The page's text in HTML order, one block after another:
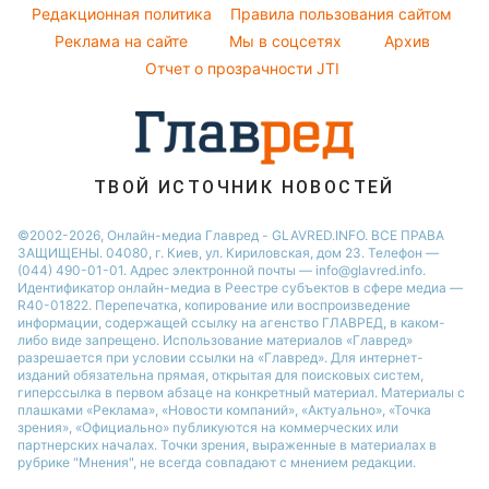
Новости Ровно
Комнатные растения
Авто
Редакционная политика
Правила пользования сайтом
Реклама на сайте
Мы в соцсетях
Архив
Отчет о прозрачности JTI
ТВОЙ ИСТОЧНИК НОВОСТЕЙ
©2002-2026, Онлайн-медиа Главред - GLAVRED.INFO. ВСЕ ПРАВА
ЗАЩИЩЕНЫ. 04080, г. Киев, ул. Кириловская, дом 23. Телефон —
(044) 490-01-01. Адрес электронной почты — info@glavred.info.
Идентификатор онлайн-медиа в Реестре cубъектов в сфере медиа —
R40-01822. Перепечатка, копирование или воспроизведение
информации, содержащей ссылку на агенство ГЛАВРЕД, в каком-
либо виде запрещено. Использование материалов «Главред»
разрешается при условии ссылки на «Главред». Для интернет-
изданий обязательна прямая, открытая для поисковых систем,
гиперссылка в первом абзаце на конкретный материал. Материалы с
плашками «Реклама», «Новости компаний», «Актуально», «Точка
зрения», «Официально» публикуются на коммерческих или
партнерских началах. Точки зрения, выраженные в материалах в
рубрике "Мнения", не всегда совпадают с мнением редакции.